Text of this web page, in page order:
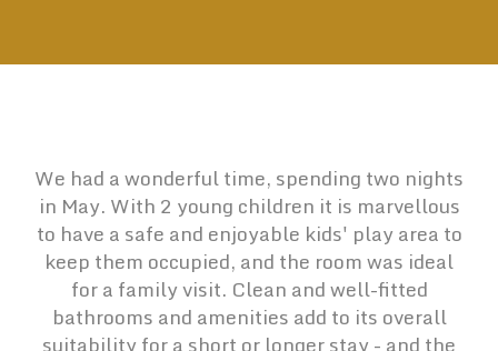
We had a wonderful time, spending two nights
in May. With 2 young children it is marvellous
to have a safe and enjoyable kids' play area to
keep them occupied, and the room was ideal
for a family visit. Clean and well-fitted
bathrooms and amenities add to its overall
suitability for a short or longer stay - and the